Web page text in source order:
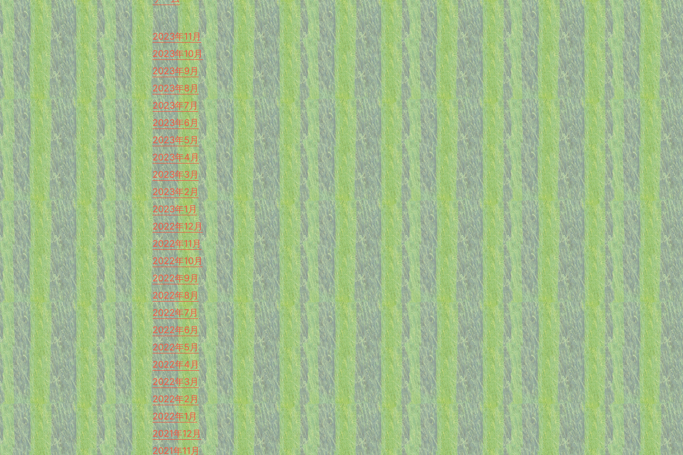
2023年11月
2023年10月
2023年9月
2023年8月
2023年7月
2023年6月
2023年5月
2023年4月
2023年3月
2023年2月
2023年1月
2022年12月
2022年11月
2022年10月
2022年9月
2022年8月
2022年7月
2022年6月
2022年5月
2022年4月
2022年3月
2022年2月
2022年1月
2021年12月
2021年11月